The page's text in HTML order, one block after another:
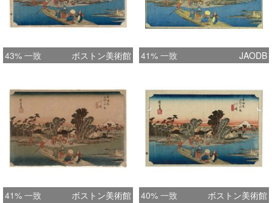
43% 一致 ボストン美術館 41% 一致 JAODB
41% 一致 ボストン美術館 40% 一致 ボストン美術館